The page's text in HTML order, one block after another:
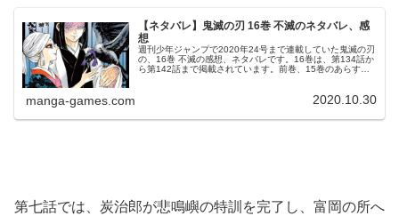
【ネタバレ】鬼滅の刃 16巻 不滅のネタバレ、感
想
週刊少年ジャンプで2020年24号まで連載していた鬼滅の刃
の、16巻 不滅の感想、ネタバレです。16巻は、第134話か
ら第142話まで掲載されています。前巻、15巻のあらす
manga-games.com 2020.10.30
第七話では、炭治郎が悲鳴嶼の特訓を完了し、富岡の所へ